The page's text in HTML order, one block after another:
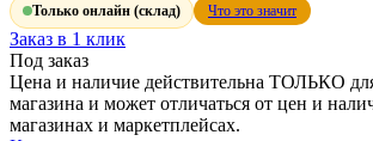
Только онлайн (склад) Что это значит
Заказ в 1 клик
Под заказ
Цена и наличие действительна ТОЛЬКО
магазина и может отличаться от цен и
магазинах и маркетплейсах.